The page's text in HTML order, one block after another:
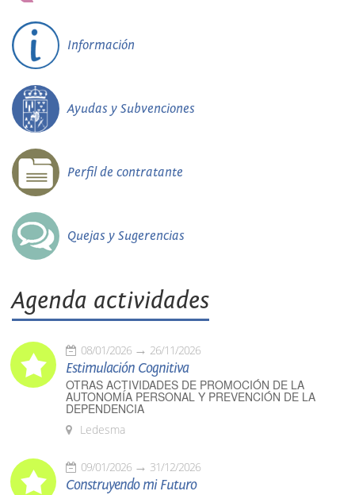
Información
Ayudas y Subvenciones
Perfil de contratante
Quejas y Sugerencias
Agenda actividades
08/01/2026 26/11/2026
Estimulación Cognitiva
OTRAS ACTIVIDADES DE PROMOCIÓN DE LA
AUTONOMÍA PERSONAL Y PREVENCIÓN DE LA
DEPENDENCIA
Ledesma
09/01/2026 31/12/2026
Construyendo mi Futuro